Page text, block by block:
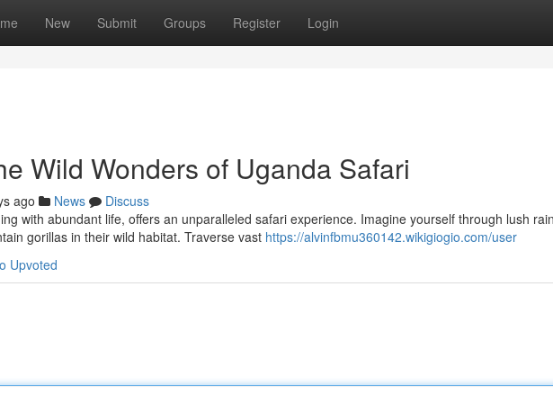
New Submit Groups Register Login
Wild Wonders of Uganda Safari
ago News
Discuss
with abundant life, offers an unparalleled safari experience. Imagine yourself through lush
gorillas in their wild habitat. Traverse vast https://alvinfbmu360142.wikigiogio.com/user
Upvoted